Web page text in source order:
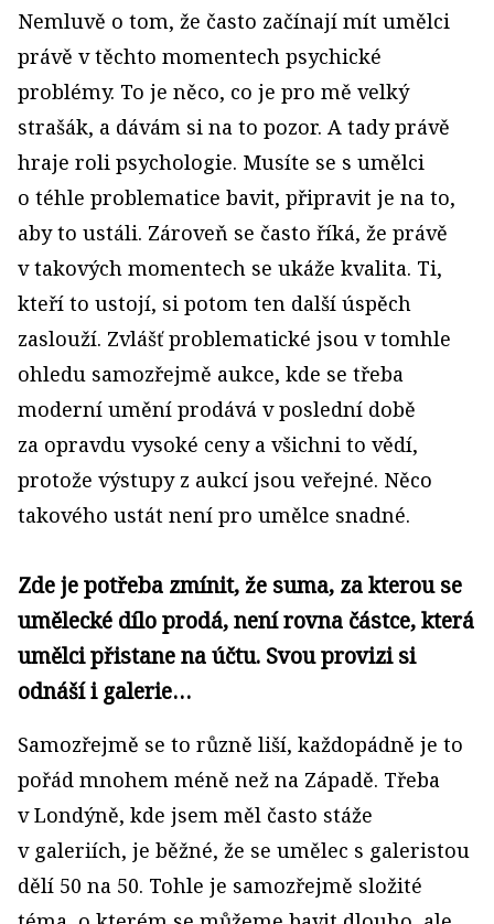
Nemluvě o tom, že často začínají mít umělci
právě v těchto momentech psychické
problémy. To je něco, co je pro mě velký
strašák, a dávám si na to pozor. A tady právě
hraje roli psychologie. Musíte se s umělci
o téhle problematice bavit, připravit je na to,
aby to ustáli. Zároveň se často říká, že právě
v takových momentech se ukáže kvalita. Ti,
kteří to ustojí, si potom ten další úspěch
zaslouží. Zvlášť problematické jsou v tomhle
ohledu samozřejmě aukce, kde se třeba
moderní umění prodává v poslední době
za opravdu vysoké ceny a všichni to vědí,
protože výstupy z aukcí jsou veřejné. Něco
takového ustát není pro umělce snadné.
Zde je potřeba zmínit, že suma, za kterou se
umělecké dílo prodá, není rovna částce, která
umělci přistane na účtu. Svou provizi si
odnáší i galerie…
Samozřejmě se to různě liší, každopádně je to
pořád mnohem méně než na Západě. Třeba
v Londýně, kde jsem měl často stáže
v galeriích, je běžné, že se umělec s galeristou
dělí 50 na 50. Tohle je samozřejmě složité